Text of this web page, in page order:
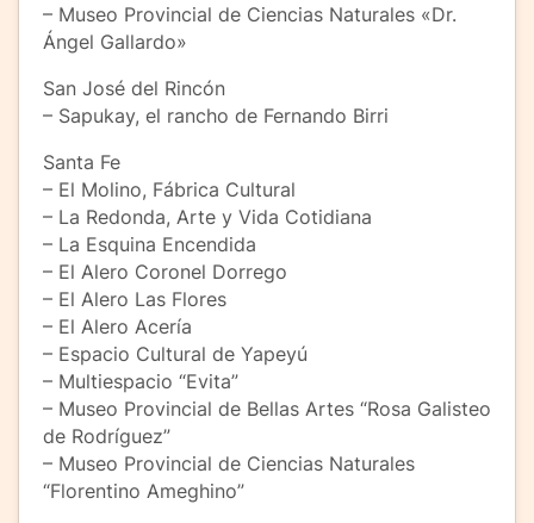
– Museo Provincial de Ciencias Naturales «Dr.
Ángel Gallardo»
San José del Rincón
– Sapukay, el rancho de Fernando Birri
Santa Fe
– El Molino, Fábrica Cultural
– La Redonda, Arte y Vida Cotidiana
– La Esquina Encendida
– El Alero Coronel Dorrego
– El Alero Las Flores
– El Alero Acería
– Espacio Cultural de Yapeyú
– Multiespacio “Evita”
– Museo Provincial de Bellas Artes “Rosa Galisteo
de Rodríguez”
– Museo Provincial de Ciencias Naturales
“Florentino Ameghino”